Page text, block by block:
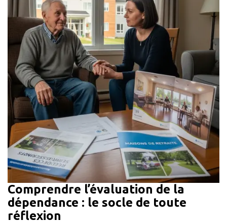
Comprendre l’évaluation de la
dépendance : le socle de toute
réflexion